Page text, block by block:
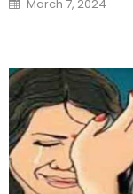
on
March 7, 2024